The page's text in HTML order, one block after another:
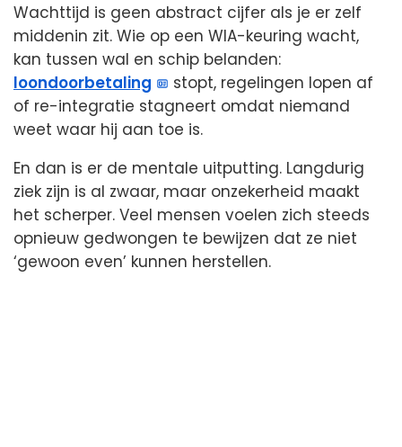
Wachttijd is geen abstract cijfer als je er zelf
middenin zit. Wie op een WIA-keuring wacht,
kan tussen wal en schip belanden:
loondoorbetaling
stopt, regelingen lopen af
of re-integratie stagneert omdat niemand
weet waar hij aan toe is.
En dan is er de mentale uitputting. Langdurig
ziek zijn is al zwaar, maar onzekerheid maakt
het scherper. Veel mensen voelen zich steeds
opnieuw gedwongen te bewijzen dat ze niet
‘gewoon even’ kunnen herstellen.